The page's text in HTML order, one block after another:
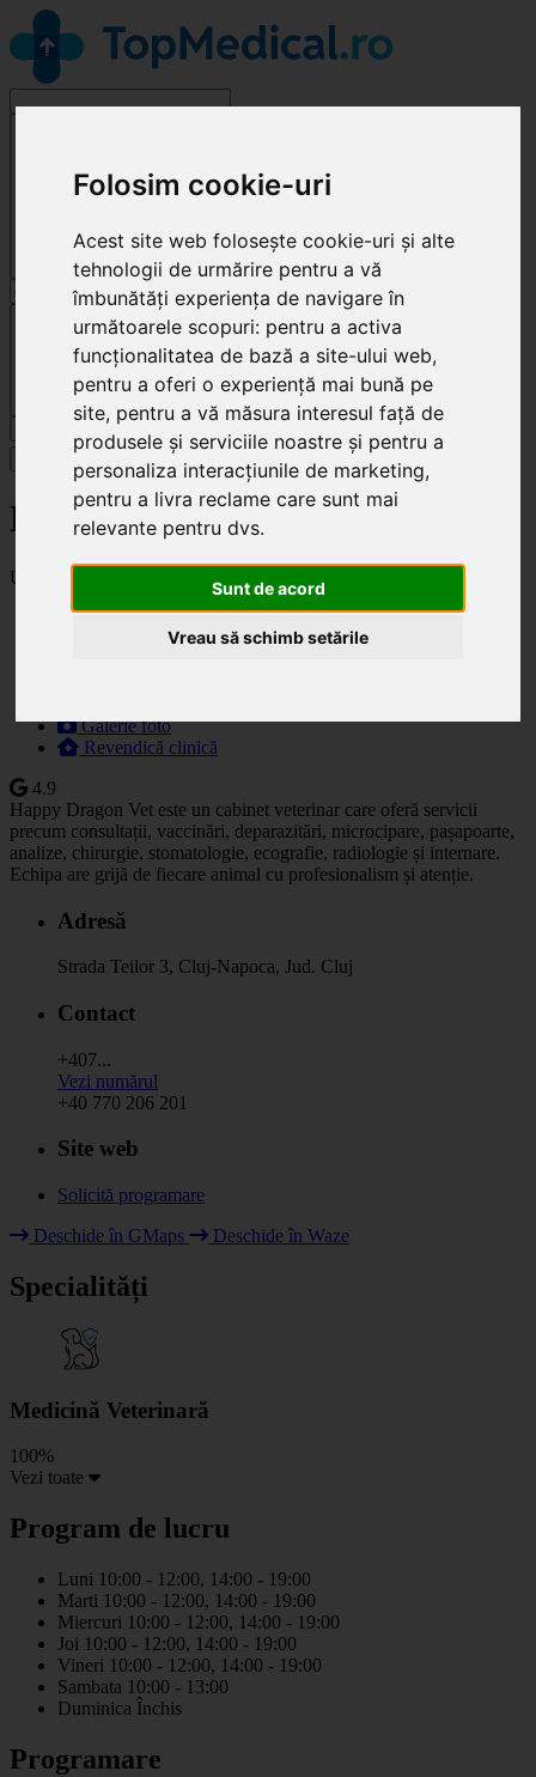
Folosim cookie-uri
Acest site web folosește cookie-uri și alte
tehnologii de urmărire pentru a vă
îmbunătăți experiența de navigare în
următoarele scopuri: pentru a activa
funcționalitatea de bază a site-ului web,
pentru a oferi o experiență mai bună pe
site, pentru a vă măsura interesul față de
produsele și serviciile noastre și pentru a
personaliza interacțiunile de marketing,
pentru a livra reclame care sunt mai
relevante pentru dvs.
Sunt de acord
Vreau să schimb setările
Specialități
Happy Dragon Vet
Ultima actualizare: 03.06.2025
Descriere
Galerie foto
Revendică clinică
4.9
Happy Dragon Vet este un cabinet veterinar care oferă servicii
precum consultații, vaccinări, deparazitări, microcipare, pașapoarte,
analize, chirurgie, stomatologie, ecografie, radiologie și internare.
Echipa are grijă de fiecare animal cu profesionalism și atenție.
Adresă
Strada Teilor 3, Cluj-Napoca, Jud. Cluj
Contact
+407...
Vezi numărul
+40 770 206 201
Site web
Solicită programare
−
Deschide în GMaps
Deschide în Waze
Specialități
Medicină Veterinară
100%
Vezi toate
Program de lucru
Luni 10:00 - 12:00, 14:00 - 19:00
Marti 10:00 - 12:00, 14:00 - 19:00
Miercuri 10:00 - 12:00, 14:00 - 19:00
Joi 10:00 - 12:00, 14:00 - 19:00
Vineri 10:00 - 12:00, 14:00 - 19:00
Sambata 10:00 - 13:00
Duminica Închis
Programare